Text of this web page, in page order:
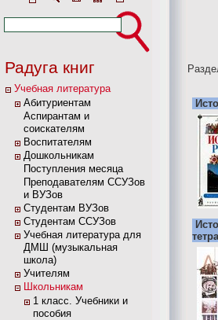
Радуга книг
Учебная литература
Абитуриентам
Аспирантам и
соискателям
Воспитателям
Дошкольникам
Поступления месяца
Преподавателям ССУЗов
и ВУЗов
Студентам ВУЗов
Студентам ССУЗов
Учебная литература для
ДМШ (музыкальная
школа)
Учителям
Школьникам
1 класс. Учебники и
пособия